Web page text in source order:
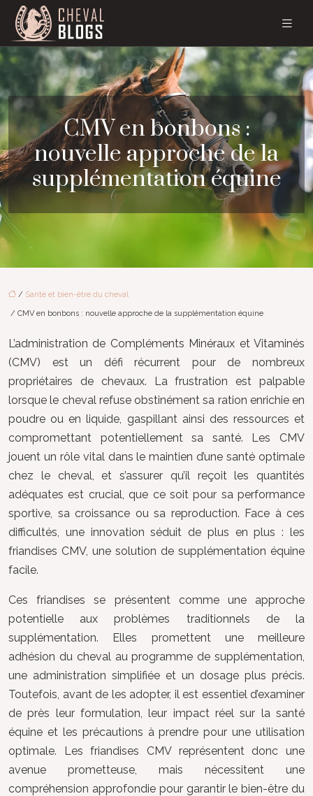
CMV en bonbons :
nouvelle approche de la
supplémentation équine
/ Santé et bien-être du cheval
/ CMV en bonbons : nouvelle approche de la supplémentation équine
L’administration de Compléments Minéraux et Vitaminés
(CMV) est un défi récurrent pour de nombreux
propriétaires de chevaux. La frustration est palpable
lorsque le cheval refuse obstinément sa ration enrichie en
poudre ou en liquide, gaspillant ainsi des ressources et
compromettant potentiellement sa santé. Les CMV
jouent un rôle vital dans le maintien d’une santé optimale
chez le cheval, et s’assurer qu’il reçoit les quantités
adéquates est crucial, que ce soit pour sa performance
sportive, sa croissance ou sa reproduction. Face à ces
difficultés, une innovation séduit de plus en plus : les
friandises CMV, une solution de supplémentation équine
facile.
Ces friandises se présentent comme une approche
potentielle aux problèmes traditionnels de la
supplémentation. Elles promettent une meilleure
adhésion du cheval au programme de supplémentation,
une administration simplifiée et un dosage plus précis.
Toutefois, avant de les adopter, il est essentiel d’examiner
de près leur formulation, leur impact réel sur la santé
équine et les précautions à prendre pour une utilisation
optimale. Les friandises CMV représentent donc une
avenue prometteuse, mais nécessitent une
compréhension approfondie pour garantir le bien-être du